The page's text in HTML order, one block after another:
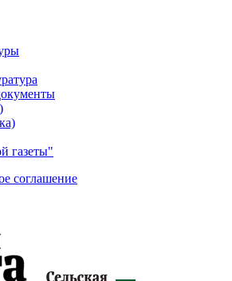
газеты"
соглашение